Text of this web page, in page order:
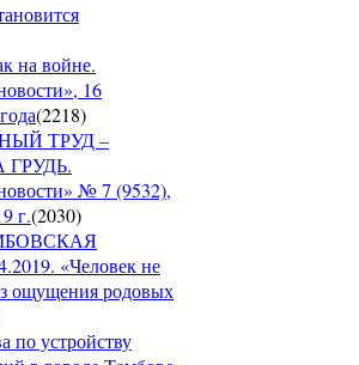
на войне.
16
(2218)
ТРУД –
№ 7 (9532),
г.(2030)
«Человек не
ощущения родовых
по устройству